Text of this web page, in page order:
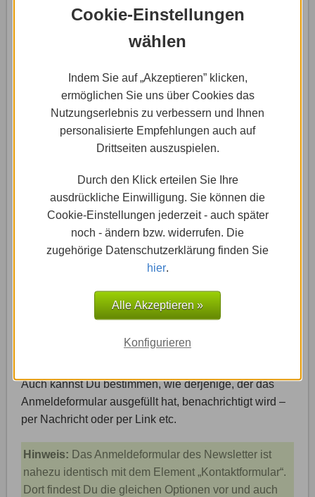
Cookie-Einstellungen
wählen
Indem Sie auf „Akzeptieren” klicken,
ermöglichen Sie uns über Cookies das
Nutzungserlebnis zu verbessern und Ihnen
personalisierte Empfehlungen auch auf
Drittseiten auszuspielen.
Durch den Klick erteilen Sie Ihre
ausdrückliche Einwilligung. Sie können die
Cookie-Einstellungen jederzeit - auch später
noch - ändern bzw. widerrufen. Die
zugehörige Datenschutzerklärung finden Sie
hier.
Alle Akzeptieren »
Konfigurieren
Formularoptionen anpassen
So hast Du zum Beispiel die Möglichkeit, unter dem
Menüpunkt „Formularoptionen“ entsprechende
Namen des Formulars oder die Schaltfläche
Auch kannst Du bestimmen, wie derjenige, der das
Anmeldeformular ausgefüllt hat, benachrichtigt wird –
per Nachricht oder per Link etc.
Hinweis: Das Anmeldeformular des Newsletter ist
nahezu identisch mit dem Element „Kontaktformular“.
Dort findest Du die gleichen Optionen vor und auch